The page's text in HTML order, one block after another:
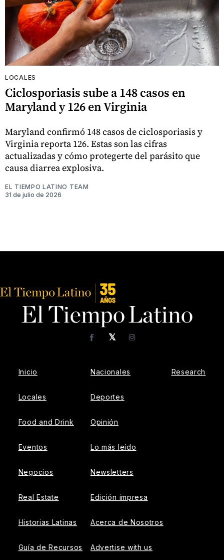
LOCALES
Ciclosporiasis sube a 148 casos en
Maryland y 126 en Virginia
Maryland confirmó 148 casos de ciclosporiasis y
Virginia reporta 126. Estas son las cifras
actualizadas y cómo protegerte del parásito que
causa diarrea explosiva.
EL TIEMPO LATINO TEAM
31 de julio de 2026
𝕏
FacebookInstagram
Inicio
Locales
Food and Drink
Eventos
Negocios
Real Estate
Historias Latinas
Guía de Recursos
Nacionales
Deportes
Opinión
Lo más leído
Newsletters
Edición impresa
Acerca de Nosotros
Advertise with us
Research